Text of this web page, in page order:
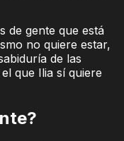
de gente que está
no quiere estar,
de las
que Ilia sí quiere